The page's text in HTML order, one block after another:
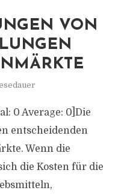
VON
0 Average: 0]Die
entscheidenden
Wenn die
die Kosten für die